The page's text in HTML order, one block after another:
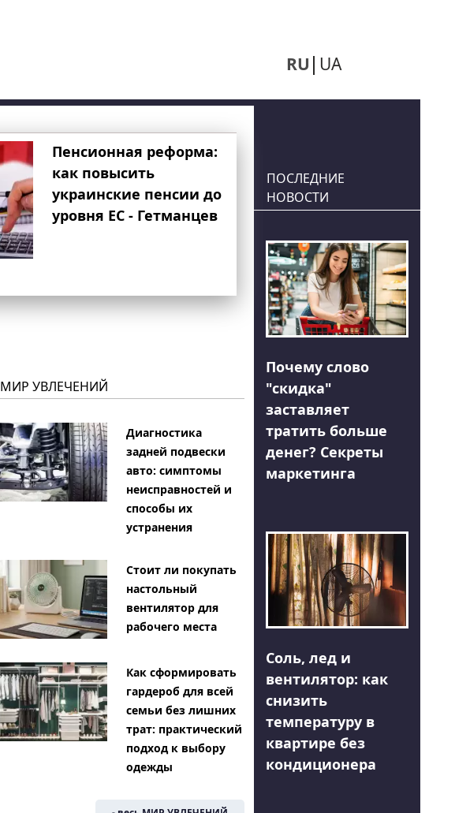
RU UA
Пенсионная реформа:
как повысить
украинские пенсии до
уровня ЕС - Гетманцев
МИР УВЛЕЧЕНИЙ
Диагностика
задней подвески
авто: симптомы
неисправностей и
способы их
устранения
Стоит ли покупать
настольный
вентилятор для
рабочего места
Как сформировать
гардероб для всей
семьи без лишних
трат: практический
подход к выбору
одежды
ПОСЛЕДНИЕ
НОВОСТИ
Почему слово
"скидка"
заставляет
тратить больше
денег? Секреты
маркетинга
Соль, лед и
вентилятор: как
снизить
температуру в
квартире без
кондиционера